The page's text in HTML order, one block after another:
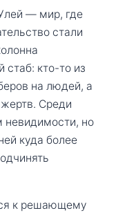
— мир, где
стали
стаб: кто-то из
на людей, а
Среди
но
куда более
к решающему